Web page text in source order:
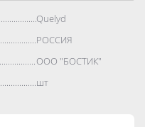
Quelyd
РОССИЯ
ООО "БОСТИК"
шт